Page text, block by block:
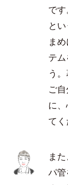
で
と
ま
テ
う
ご
に
てく
ま
パ